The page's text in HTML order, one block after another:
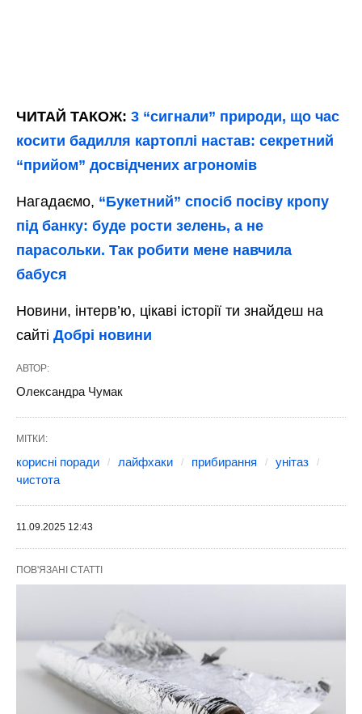
ЧИТАЙ ТАКОЖ: 3 “сигнали” природи, що час
косити бадилля картоплі настав: секретний
“прийом” досвідчених агрономів
Нагадаємо, “Букетний” спосіб посіву кропу
під банку: буде рости зелень, а не
парасольки. Так робити мене навчила
бабуся
Новини, інтерв’ю, цікаві історії ти знайдеш на
сайті Добрі новини
АВТОР:
Олександра Чумак
МІТКИ:
корисні поради лайфхаки прибирання
унітаз
чистота
11.09.2025 12:43
ПОВ'ЯЗАНІ СТАТТІ